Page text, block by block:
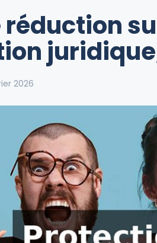
réduction
2026